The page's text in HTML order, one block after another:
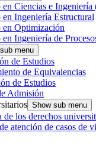
Ciencias e
Ingeniería Estructural
en Optimización
Ingeniería de
menu
de Estudios
de Equivalencias
de Estudios
Admisión
Show sub menu
de los derechos
atención de casos de